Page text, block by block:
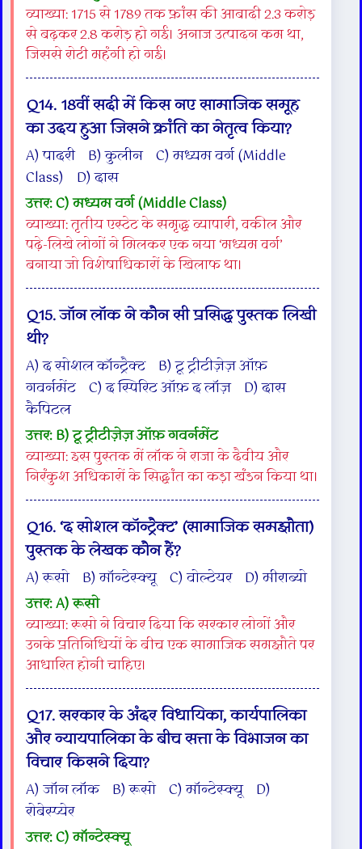
व्याख्या: 1715 से 1789 तक फ्रांस की आबादी 2.3 करोड़
से बढ़कर 2.8 करोड़ हो गई। अनाज उत्पादन कम था,
जिससे रोटी महंगी हो गई।
Q14. 18वीं सदी में किस नए सामाजिक समूह
का उदय हुआ जिसने क्रांति का नेतृत्व किया?
A) पादरी B) कुलीन C) मध्यम वर्ग (Middle
Class) D) दास
उत्तर: C) मध्यम वर्ग (Middle Class)
व्याख्या: तृतीय एस्टेट के समृद्ध व्यापारी, वकील और
पढ़े-लिखे लोगों ने मिलकर एक नया ‘मध्यम वर्ग’
बनाया जो विशेषाधिकारों के खिलाफ था।
Q15. जॉन लॉक ने कौन सी प्रसिद्ध पुस्तक लिखी
थी?
A) द सोशल कॉन्ट्रैक्ट B) टू ट्रीटीज़ेज़ ऑफ़
गवर्नमेंट C) द स्पिरिट ऑफ़ द लॉज़ D) दास
कैपिटल
उत्तर: B) टू ट्रीटीज़ेज़ ऑफ़ गवर्नमेंट
व्याख्या: इस पुस्तक में लॉक ने राजा के दैवीय और
निरंकुश अधिकारों के सिद्धांत का कड़ा खंडन किया था।
Q16. ‘द सोशल कॉन्ट्रैक्ट’ (सामाजिक समझौता)
पुस्तक के लेखक कौन हैं?
A) रूसो B) मॉन्टेस्क्यू C) वोल्टेयर D) मीराब्यो
उत्तर: A) रूसो
व्याख्या: रूसो ने विचार दिया कि सरकार लोगों और
उनके प्रतिनिधियों के बीच एक सामाजिक समझौते पर
आधारित होनी चाहिए।
Q17. सरकार के अंदर विधायिका, कार्यपालिका
और न्यायपालिका के बीच सत्ता के विभाजन का
विचार किसने दिया?
A) जॉन लॉक B) रूसो C) मॉन्टेस्क्यू D)
रोबेस्प्येर
उत्तर: C) मॉन्टेस्क्यू